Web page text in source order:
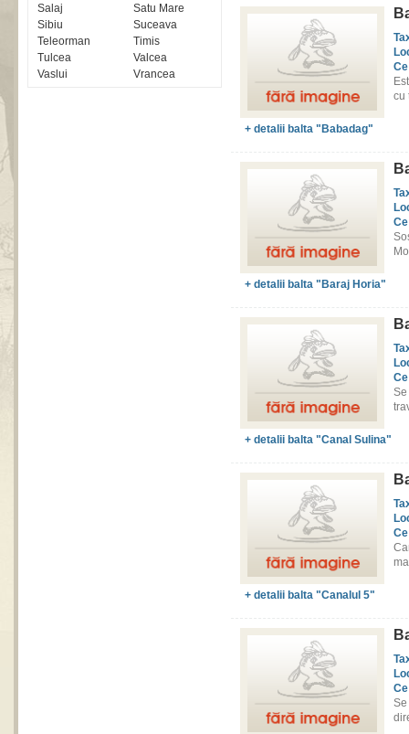
Salaj
Satu Mare
Sibiu
Suceava
Teleorman
Timis
Tulcea
Valcea
Vaslui
Vrancea
cu
+ detalii balta "Babadag"
+ detalii balta "Baraj Horia"
+ detalii balta "Canal Sulina"
+ detalii balta "Canalul 5"